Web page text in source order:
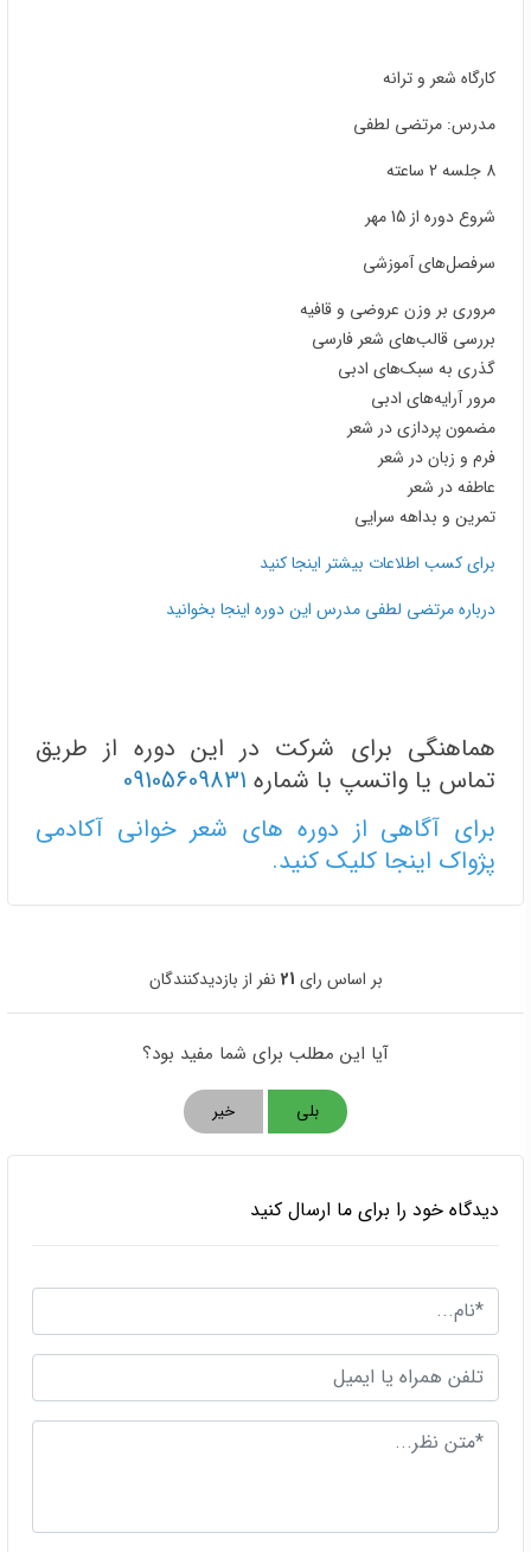
کارگاه شعر و ترانه
مدرس: مرتضی لطفی
8 جلسه 2 ساعته
شروع دوره از 15 مهر
سرفصل‌های آموزشی
مروری بر وزن عروضی و قافیه
بررسی قالب‌های شعر فارسی
گذری به سبک‌های ادبی
مرور آرایه‌های ادبی
مضمون پردازی در شعر
فرم و زبان در شعر
عاطفه در شعر
تمرین و بداهه سرایی
برای کسب اطلاعات بیشتر اینجا کنید
درباره مرتضی لطفی مدرس این دوره اینجا بخوانید
هماهنگی برای شرکت در این دوره از طریق
تماس یا واتسپ با شماره 09105609831
برای آگاهی از دوره های شعر خوانی آکادمی
پژواک اینجا کلیک کنید.
بر اساس رای 21نفر از بازدیدکنندگان
آیا این مطلب برای شما مفید بود؟
بلی خیر
دیدگاه خود را برای ما ارسال کنید